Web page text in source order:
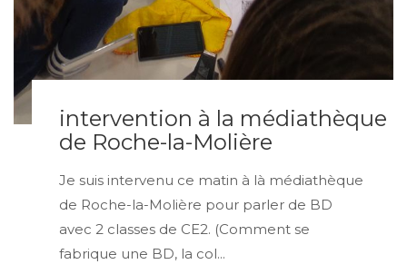
intervention à la médiathèque
de Roche-la-Molière
Je suis intervenu ce matin à là médiathèque
de Roche-la-Molière pour parler de BD
avec 2 classes de CE2. (Comment se
fabrique une BD, la col...